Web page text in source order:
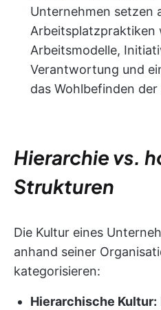
Unternehmen setzen
Arbeitsplatzpraktiken
Arbeitsmodelle,
Verantwortung und
das Wohlbefinden
Hierarchie vs.
Strukturen
Die Kultur eines
anhand seiner
kategorisieren:
Hierarchische Kultur: